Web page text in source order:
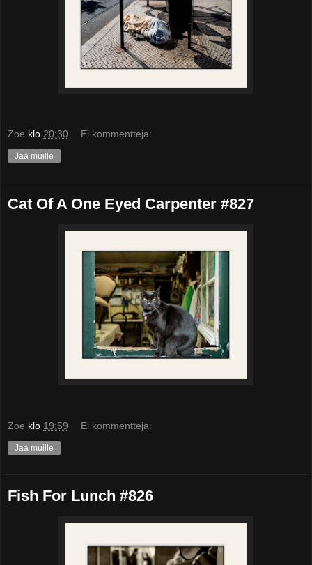
Zoe klo 20:30 Ei kommentteja:
Jaa muille
Cat Of A One Eyed Carpenter #827
Zoe klo 19:59 Ei kommentteja:
Jaa muille
Fish For Lunch #826